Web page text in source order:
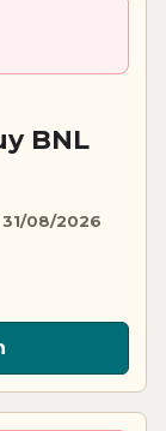
BNL
08/2026